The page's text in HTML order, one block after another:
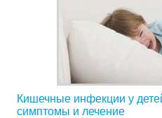
Кишечные инфекции у
симптомы и лечение